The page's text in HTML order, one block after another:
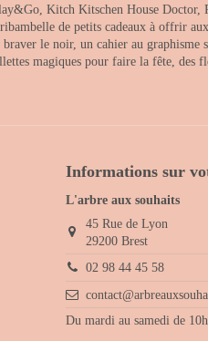
Kitch Kitschen House
de petits cadeaux à offrir
le noir, un cahier au graphisme
magiques pour faire la fête, des
Informations sur
L'arbre aux souhaits
45 Rue de Lyon
29200 Brest
02 98 44 45 58
Du mardi au samedi de